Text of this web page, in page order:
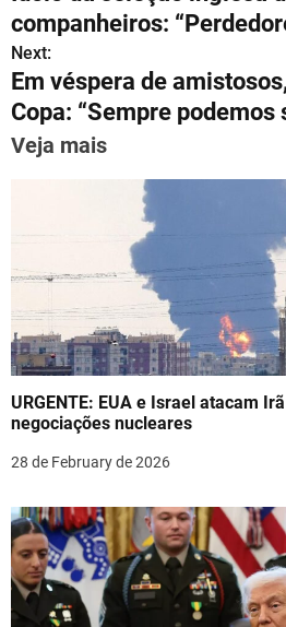
s
A
p
p
gr
a
m
e
b
o
o
l
e
o
s
t
n
i
a
t
i
o
n
companheiros:
Next:
Em véspera de
Copa: “Sempre podemos
Veja mais
URGENTE: EUA e Israel atacam
negociações nucleares
28 de February de 2026